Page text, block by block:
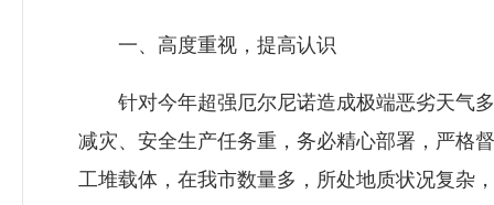
一、高度重视，提高认识
针对今年超强厄尔尼诺造成极端恶劣天气多
减灾、安全生产任务重，务必精心部署，严格
工堆载体，在我市数量多，所处地质状况复杂